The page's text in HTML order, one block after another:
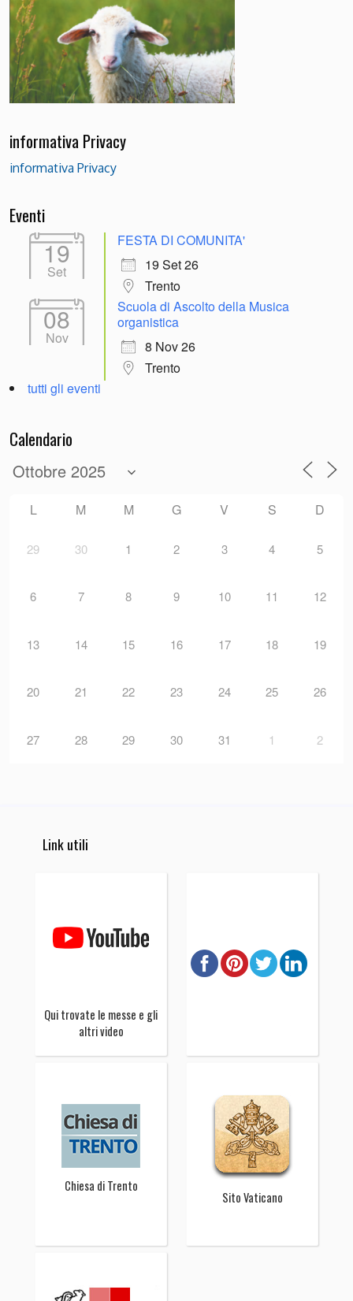
informativa Privacy
informativa Privacy
Eventi
19
Set
FESTA DI COMUNITA'
19 Set 26
Trento
08
Nov
Scuola di Ascolto della Musica
organistica
8 Nov 26
Trento
tutti gli eventi
Calendario
L M M G V S D
29 30 1 2 3 4 5
6 7 8 9 10 11 12
13 14 15 16 17 18 19
20 21 22 23 24 25 26
27 28 29 30 31 1 2
Link utili
Qui trovate le messe e gli
altri video
Chiesa di Trento
Sito Vaticano